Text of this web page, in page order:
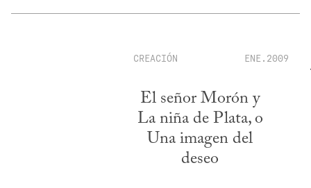
CREACIÓN ENE.2009
El señor Morón y
La niña de Plata, o
Una imagen del
deseo